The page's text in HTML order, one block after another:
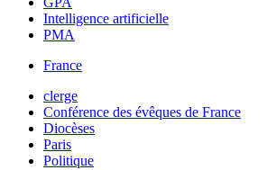
Intelligence artificielle
PMA
France
clerge
Conférence des évêques de France
Diocèses
Paris
Politique